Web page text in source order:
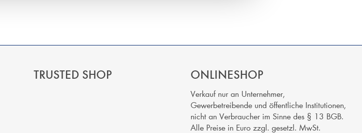
TRUSTED SHOP ONLINESHOP
Verkauf nur an Unternehmer,
Gewerbetreibende und öffentliche Institutionen,
nicht an Verbraucher im Sinne des § 13 BGB.
Alle Preise in Euro zzgl. gesetzl. MwSt.